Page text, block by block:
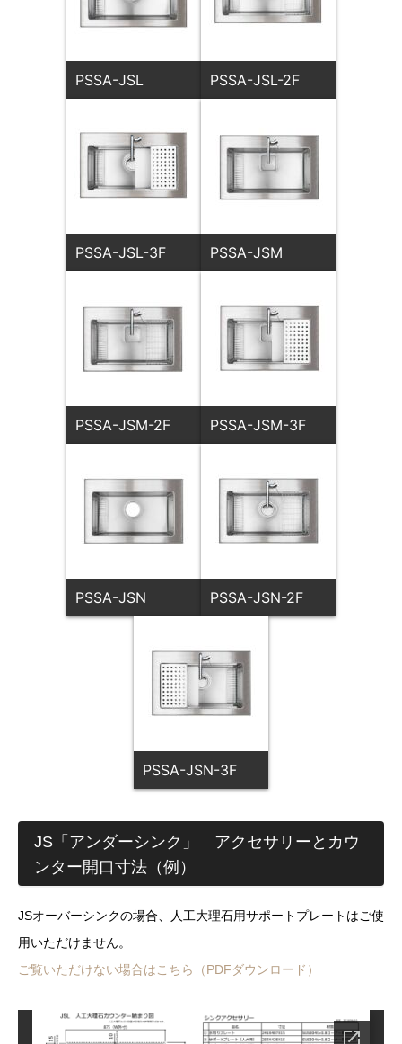
PSSA-JSL PSSA-JSL-2F
PSSA-JSL-3F PSSA-JSM
PSSA-JSM-2F PSSA-JSM-3F
PSSA-JSN PSSA-JSN-2F
PSSA-JSN-3F
JS「アンダーシンク」 アクセサリーとカウ
ンター開口寸法（例）
JSオーバーシンクの場合、人工大理石用サポートプレートはご使
用いただけません。
ご覧いただけない場合はこちら（PDFダウンロード）